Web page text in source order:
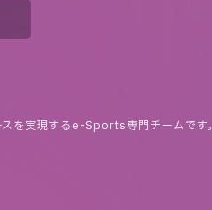
を実現するe-Sports専門チームです。